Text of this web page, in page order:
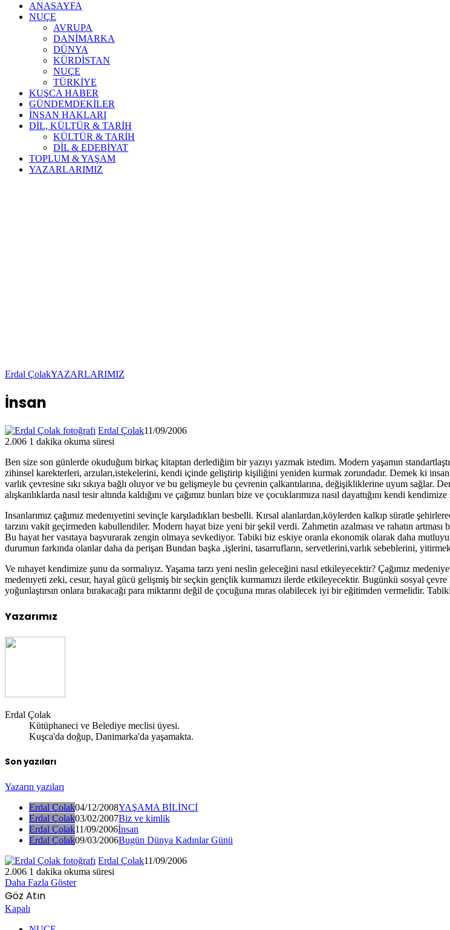
ANASAYFA
NUÇE
AVRUPA
DANİMARKA
DÜNYA
KÜRDİSTAN
NUÇE
TÜRKİYE
KUŞCA HABER
GÜNDEMDEKİLER
İNSAN HAKLARI
DİL, KÜLTÜR & TARİH
KÜLTÜR & TARİH
DİL & EDEBİYAT
TOPLUM & YAŞAM
YAZARLARIMIZ
Erdal ÇolakYAZARLARIMIZ
İnsan
Erdal Çolak11/09/2006
2.006 1 dakika okuma süresi
Ben size son günlerde okuduğum birkaç kitaptan derlediğim bir yazıyı yazmak istedim. Modern yaşamın
zihinsel karekterleri, arzuları,istekelerini, kendi içinde geliştirip kişiliğini yeniden kurmak zorundadır. Demek ki
varlık çevresine sıkı sıkıya bağlı oluyor ve bu gelişmeyle bu çevrenin çalkantılarına, değişikliklerine uyum sağlar.
alışkanlıklarda nasıl tesir altında kaldığını ve çağımız bunları bize ve çocuklarımıza nasıl dayattığını kendi kendimize
Insanlarımız çağımız medenıyetini sevinçle karşıladıkları besbelli. Kırsal alanlardan,köylerden kalkıp süratle
tarzını vakit geçirmeden kabullendiler. Modern hayat bize yeni bir şekil verdi. Zahmetin azalması ve rahatın artması
Bu hayat her vasıtaya başvurarak zengin olmaya sevkediyor. Tabiki biz eskiye oranla ekonomik olarak daha
durumun farkında olanlar daha da perişan Bundan başka ,işlerini, tasarrufların, servetlerini,varlık sebeblerini,
Ve nıhayet kendimize şunu da sormalıyız. Yaşama tarzı yeni neslin geleceğini nasıl etkileyecektir? Çağımız
medenıyeti zeki, cesur, hayal gücü gelişmiş bir seçkin gençlik kurmamızı ilerde etkileyecektir. Bugünkü sosyal
yoğunlaştırsın onlara bırakacağı para miktarını değil de çocuğuna mıras olabilecek iyi bir eğitimden vermelidir.
Yazarımız
Erdal Çolak
Kütüphaneci ve Belediye meclisi üyesi.
Kuşca'da doğup, Danimarka'da yaşamakta.
Son yazıları
Yazarın yazıları
Erdal Çolak04/12/2008YAŞAMA BİLİNCİ
Erdal Çolak03/02/2007Biz ve kimlik
Erdal Çolak11/09/2006İnsan
Erdal Çolak09/03/2006Bugün Dünya Kadınlar Günü
Erdal Çolak11/09/2006
2.006 1 dakika okuma süresi
Daha Fazla Göster
Göz Atın
Kapalı